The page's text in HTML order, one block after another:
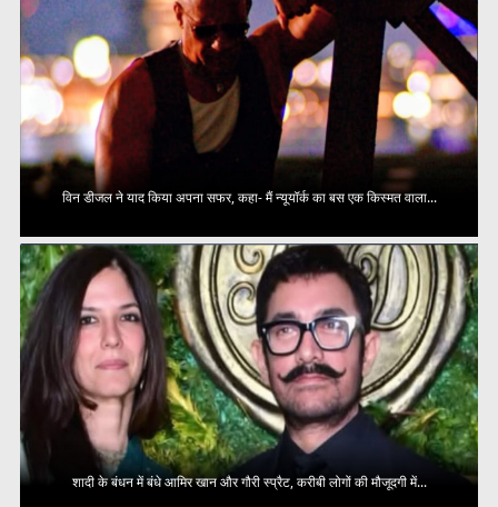
विन डीजल ने याद किया अपना सफर, कहा- मैं न्यूयॉर्क का बस एक किस्मत वाला...
शादी के बंधन में बंधे आमिर खान और गौरी स्प्रैट, करीबी लोगों की मौजूदगी में...